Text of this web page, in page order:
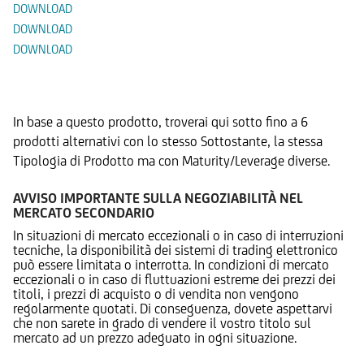
DOWNLOAD
DOWNLOAD
DOWNLOAD
In base a questo prodotto, troverai qui sotto fino a 6
prodotti alternativi con lo stesso Sottostante, la stessa
Tipologia di Prodotto ma con Maturity/Leverage diverse.
AVVISO IMPORTANTE SULLA NEGOZIABILITÀ NEL
MERCATO SECONDARIO
In situazioni di mercato eccezionali o in caso di interruzioni
tecniche, la disponibilità dei sistemi di trading elettronico
può essere limitata o interrotta. In condizioni di mercato
eccezionali o in caso di fluttuazioni estreme dei prezzi dei
titoli, i prezzi di acquisto o di vendita non vengono
regolarmente quotati. Di conseguenza, dovete aspettarvi
che non sarete in grado di vendere il vostro titolo sul
mercato ad un prezzo adeguato in ogni situazione.